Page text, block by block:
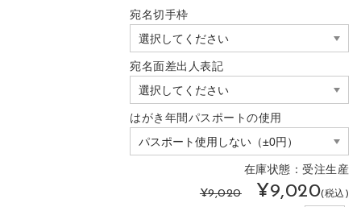
宛名切手枠
宛名面差出人表記
はがき年間パスポートの使用
在庫状態：受注生産
¥9,020
¥9,020(税込)